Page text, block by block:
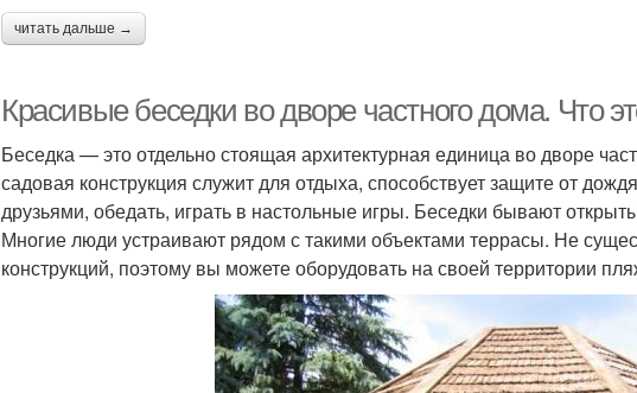
читать дальше →
Красивые беседки во дворе частного дома. Что
Беседка — это отдельно стоящая архитектурная единица во дворе
садовая конструкция служит для отдыха, способствует защите от
друзьями, обедать, играть в настольные игры. Беседки бывают
Многие люди устраивают рядом с такими объектами террасы. Не
конструкций, поэтому вы можете оборудовать на своей территории